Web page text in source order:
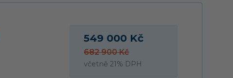
549 000 Kč
682 900 Kč
včetně 21% DPH